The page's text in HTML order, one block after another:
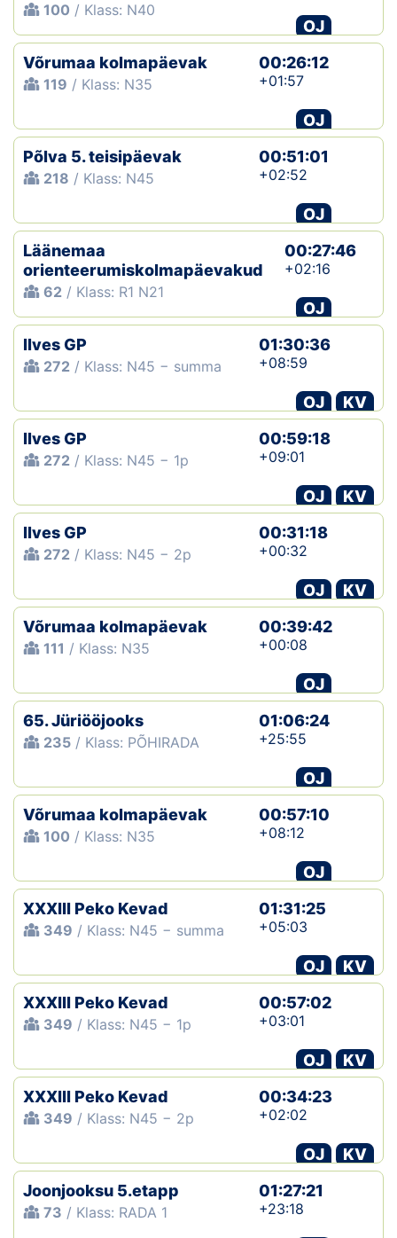
100 / Klass: N40
OJ
Võrumaa kolmapäevak
119 / Klass: N35
00:26:12
+01:57
OJ
Põlva 5. teisipäevak
218 / Klass: N45
00:51:01
+02:52
OJ
Läänemaa
orienteerumiskolmapäevakud
62 / Klass: R1 N21
00:27:46
+02:16
OJ
Ilves GP
272 / Klass: N45 − summa
01:30:36
+08:59
OJ
KV
Ilves GP
272 / Klass: N45 − 1p
00:59:18
+09:01
OJ
KV
Ilves GP
272 / Klass: N45 − 2p
00:31:18
+00:32
OJ
KV
Võrumaa kolmapäevak
111 / Klass: N35
00:39:42
+00:08
OJ
65. Jüriööjooks
235 / Klass: PÕHIRADA
01:06:24
+25:55
OJ
Võrumaa kolmapäevak
100 / Klass: N35
00:57:10
+08:12
OJ
XXXIII Peko Kevad
349 / Klass: N45 − summa
01:31:25
+05:03
OJ
KV
XXXIII Peko Kevad
349 / Klass: N45 − 1p
00:57:02
+03:01
OJ
KV
XXXIII Peko Kevad
349 / Klass: N45 − 2p
00:34:23
+02:02
OJ
KV
Joonjooksu 5.etapp
73 / Klass: RADA 1
01:27:21
+23:18